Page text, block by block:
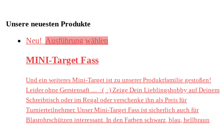
Unsere neuesten Produkte
Neu! Ausführung wählen
MINI-Target Fass
Und ein weiteres Mini-Target ist zu unserer Produktfamilie gestoßen!
Leider ohne Gerstensaft .... :( :) Zeige Dein Lieblingshobby auf Deinem
Schreibtisch oder im Regal oder verschenke ihn als Preis für
Turnierteilnehmer. Unser Mini-Target Fass ist sicherlich auch für
Blasrohrschützen interessant. In den Farben schwarz, blau, hellbraun